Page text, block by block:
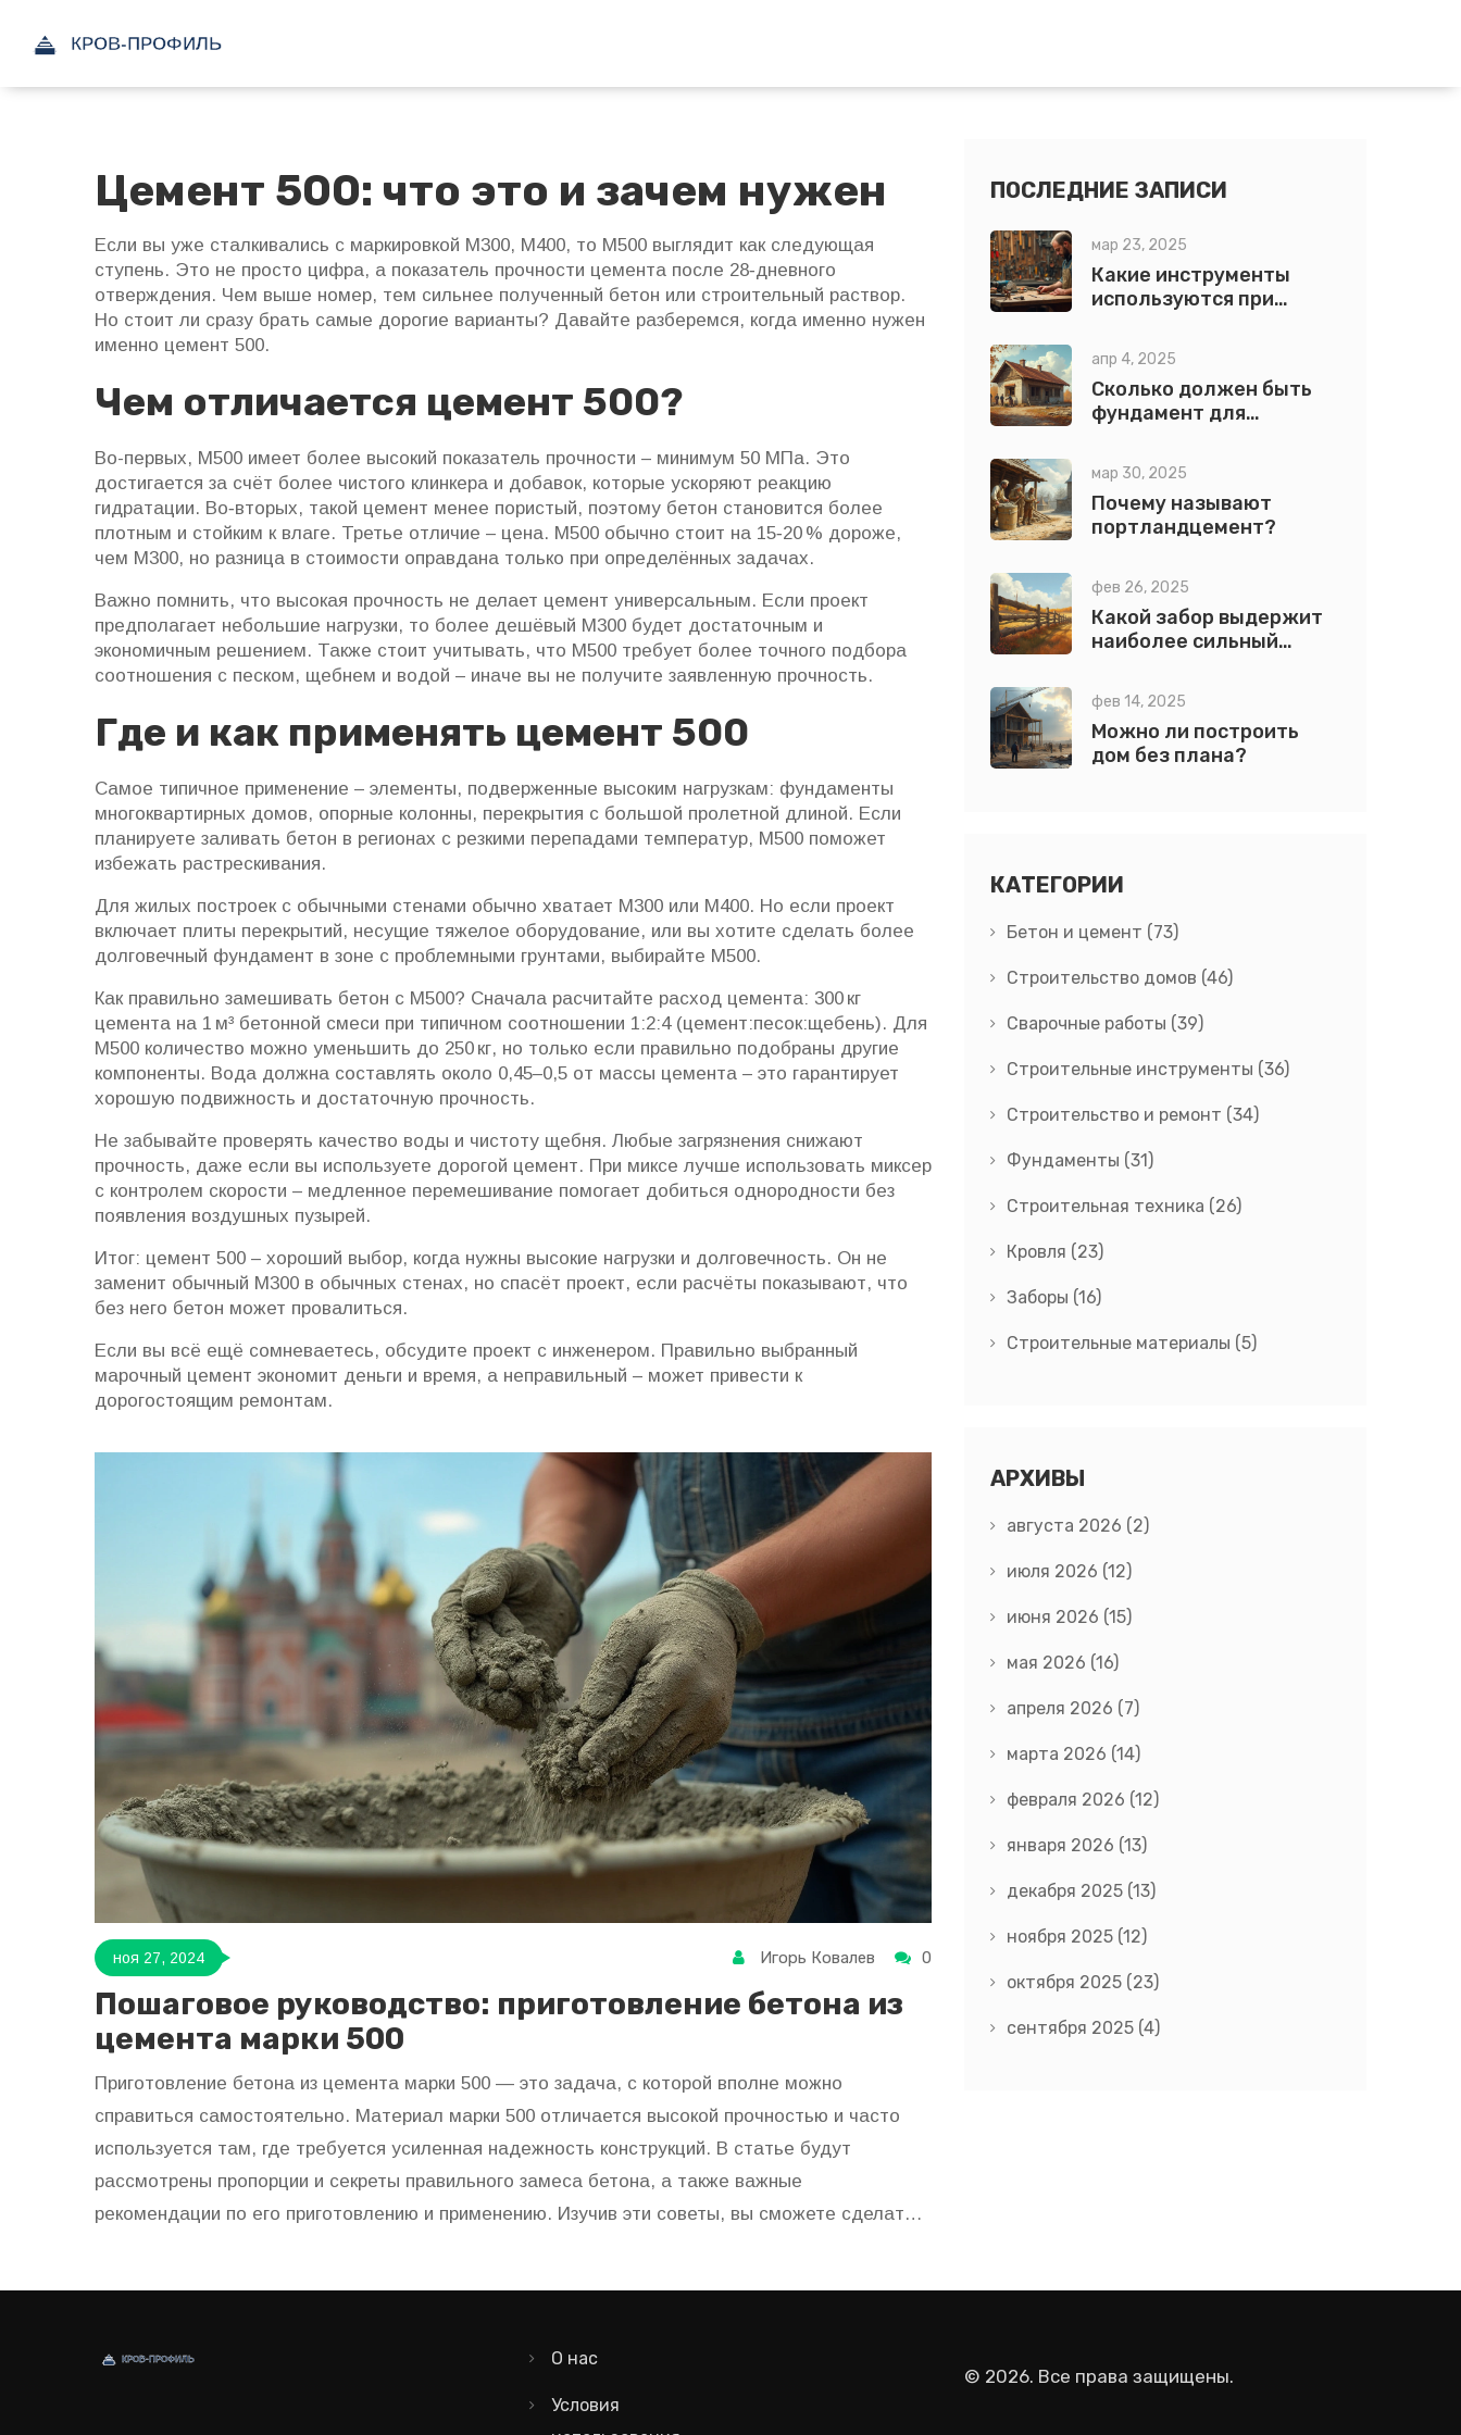
Цемент 500: что это и зачем нужен
Если вы уже сталкивались с маркировкой М300, М400, то М500 выглядит как следующая
ступень. Это не просто цифра, а показатель прочности цемента после 28‑дневного
отверждения. Чем выше номер, тем сильнее полученный бетон или строительный раствор.
Но стоит ли сразу брать самые дорогие варианты? Давайте разберемся, когда именно нужен
именно цемент 500.
Чем отличается цемент 500?
Во-первых, М500 имеет более высокий показатель прочности – минимум 50 МПа. Это
достигается за счёт более чистого клинкера и добавок, которые ускоряют реакцию
гидратации. Во‑вторых, такой цемент менее пористый, поэтому бетон становится более
плотным и стойким к влаге. Третье отличие – цена. М500 обычно стоит на 15‑20 % дороже,
чем М300, но разница в стоимости оправдана только при определённых задачах.
Важно помнить, что высокая прочность не делает цемент универсальным. Если проект
предполагает небольшие нагрузки, то более дешёвый М300 будет достаточным и
экономичным решением. Также стоит учитывать, что М500 требует более точного подбора
соотношения с песком, щебнем и водой – иначе вы не получите заявленную прочность.
Где и как применять цемент 500
Самое типичное применение – элементы, подверженные высоким нагрузкам: фундаменты
многоквартирных домов, опорные колонны, перекрытия с большой пролетной длиной. Если
планируете заливать бетон в регионах с резкими перепадами температур, М500 поможет
избежать растрескивания.
Для жилых построек с обычными стенами обычно хватает М300 или М400. Но если проект
включает плиты перекрытий, несущие тяжелое оборудование, или вы хотите сделать более
долговечный фундамент в зоне с проблемными грунтами, выбирайте М500.
Как правильно замешивать бетон с М500? Сначала расчитайте расход цемента: 300 кг
цемента на 1 м³ бетонной смеси при типичном соотношении 1:2:4 (цемент:песок:щебень). Для
М500 количество можно уменьшить до 250 кг, но только если правильно подобраны другие
компоненты. Вода должна составлять около 0,45–0,5 от массы цемента – это гарантирует
хорошую подвижность и достаточную прочность.
Не забывайте проверять качество воды и чистоту щебня. Любые загрязнения снижают
прочность, даже если вы используете дорогой цемент. При миксе лучше использовать миксер
с контролем скорости – медленное перемешивание помогает добиться однородности без
появления воздушных пузырей.
Итог: цемент 500 – хороший выбор, когда нужны высокие нагрузки и долговечность. Он не
заменит обычный М300 в обычных стенах, но спасёт проект, если расчёты показывают, что
без него бетон может провалиться.
Если вы всё ещё сомневаетесь, обсудите проект с инженером. Правильно выбранный
марочный цемент экономит деньги и время, а неправильный – может привести к
дорогостоящим ремонтам.
ноя 27, 2024 Игорь Ковалев 0
Пошаговое руководство: приготовление бетона из
цемента марки 500
Приготовление бетона из цемента марки 500 — это задача, с которой вполне можно
справиться самостоятельно. Материал марки 500 отличается высокой прочностью и часто
используется там, где требуется усиленная надежность конструкций. В статье будут
рассмотрены пропорции и секреты правильного замеса бетона, а также важные
рекомендации по его приготовлению и применению. Изучив эти советы, вы сможете сделать
ПОСЛЕДНИЕ ЗАПИСИ
мар 23, 2025
Какие инструменты
используются при
апр 4, 2025
Сколько должен быть
фундамент для
мар 30, 2025
Почему называют
портландцемент?
фев 26, 2025
Какой забор выдержит
наиболее сильный
фев 14, 2025
Можно ли построить
дом без плана?
КАТЕГОРИИ
Бетон и цемент (73)
Строительство домов (46)
Сварочные работы (39)
Строительные инструменты (36)
Строительство и ремонт (34)
Фундаменты (31)
Строительная техника (26)
Кровля (23)
Заборы (16)
Строительные материалы (5)
АРХИВЫ
августа 2026 (2)
июля 2026 (12)
июня 2026 (15)
мая 2026 (16)
апреля 2026 (7)
марта 2026 (14)
февраля 2026 (12)
января 2026 (13)
декабря 2025 (13)
ноября 2025 (12)
октября 2025 (23)
сентября 2025 (4)
О нас
Условия
© 2026. Все права защищены.